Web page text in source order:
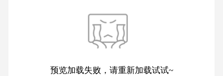
预览加载失败，请重新加载试试~